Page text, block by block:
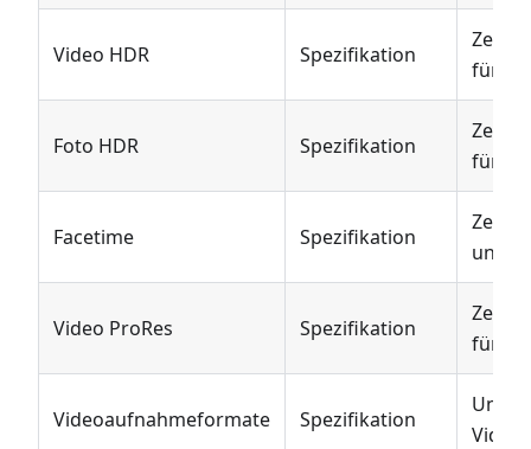
Video HDR Spezifikation
Zeigt
für
Foto HDR Spezifikation
Zeigt
für
Facetime Spezifikation
Zeigt
Video ProRes Spezifikation
Zeigt
für
Videoaufnahmeformate Spezifikation